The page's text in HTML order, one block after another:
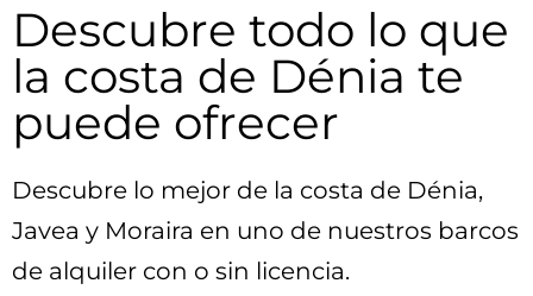
Descubre todo lo que
la costa de Dénia te
puede ofrecer
Descubre lo mejor de la costa de Dénia,
Javea y Moraira en uno de nuestros barcos
de alquiler con o sin licencia.